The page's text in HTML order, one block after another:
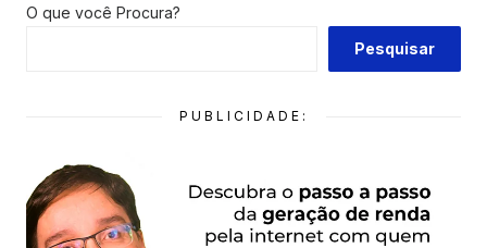
O que você Procura?
Pesquisar
PUBLICIDADE: